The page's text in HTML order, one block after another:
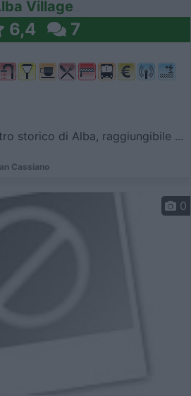
Village
6,4 7
storico di Alba, raggiungibile ...
Cassiano
0